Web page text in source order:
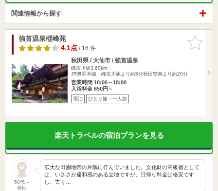
関連情報から探す
お気に入
りに追加
強首温泉樅峰苑
4.1点/ 16 件
秋田県 / 大仙市 / 強首温泉
峰吉川駅3.60km
JR奥羽本線 峰吉川駅より約5分秋田空港より約20分
営業時間 10:00～18:00
入浴料金 650円～
宿泊 ひとり旅・一人旅
楽天トラベルの宿泊プランを見る
50代～
男性
広大な田園地帯の片隅に佇んでいました。文化財の高級宿として
は、いささか違和感のある立地ですが、日帰り料金は格安です
し、古く…